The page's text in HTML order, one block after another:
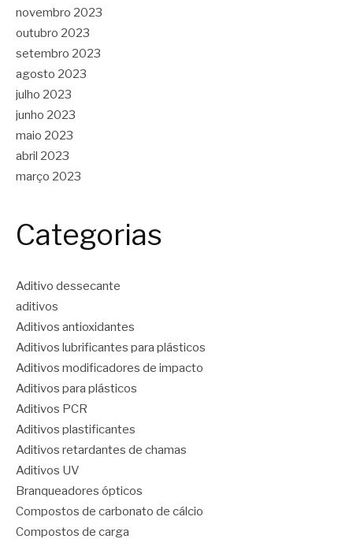
novembro 2023
outubro 2023
setembro 2023
agosto 2023
julho 2023
junho 2023
maio 2023
abril 2023
março 2023
Categorias
Aditivo dessecante
aditivos
Aditivos antioxidantes
Aditivos lubrificantes para plásticos
Aditivos modificadores de impacto
Aditivos para plásticos
Aditivos PCR
Aditivos plastificantes
Aditivos retardantes de chamas
Aditivos UV
Branqueadores ópticos
Compostos de carbonato de cálcio
Compostos de carga